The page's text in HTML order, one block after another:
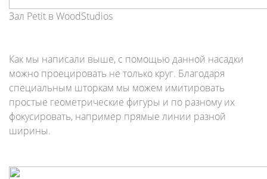
Зал Petit в WoodStudios
Как мы написали выше, с помощью данной насадки
можно проецировать не только круг. Благодаря
специальным шторкам мы можем имитировать
простые геометрические фигуры и по разному их
фокусировать, например прямые линии разной
ширины.